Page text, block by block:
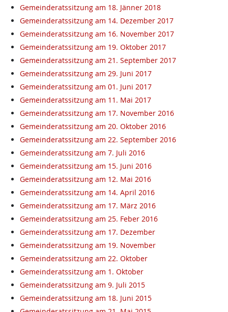
Gemeinderatssitzung am 18. Jänner 2018
Gemeinderatssitzung am 14. Dezember 2017
Gemeinderatssitzung am 16. November 2017
Gemeinderatssitzung am 19. Oktober 2017
Gemeinderatssitzung am 21. September 2017
Gemeinderatssitzung am 29. Juni 2017
Gemeinderatssitzung am 01. Juni 2017
Gemeinderatssitzung am 11. Mai 2017
Gemeinderatssitzung am 17. November 2016
Gemeinderatssitzung am 20. Oktober 2016
Gemeinderatssitzung am 22. September 2016
Gemeinderatssitzung am 7. Juli 2016
Gemeinderatssitzung am 15. Juni 2016
Gemeinderatssitzung am 12. Mai 2016
Gemeinderatssitzung am 14. April 2016
Gemeinderatssitzung am 17. März 2016
Gemeinderatssitzung am 25. Feber 2016
Gemeinderatssitzung am 17. Dezember
Gemeinderatssitzung am 19. November
Gemeinderatssitzung am 22. Oktober
Gemeinderatssitzung am 1. Oktober
Gemeinderatssitzung am 9. Juli 2015
Gemeinderatssitzung am 18. Juni 2015